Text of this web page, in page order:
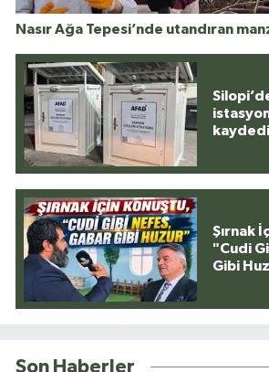
Nasır Ağa Tepesi’nde utandıran
Şırnak
"Cudi
Gibi
Son Haberler